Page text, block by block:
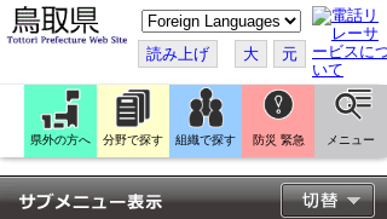
こ
の
ペ
ー
ジ
翻
訳
す
る
読み上げ 大 元
県外の方へ 分野で探す 組織で探す 防災 緊急 メニュー